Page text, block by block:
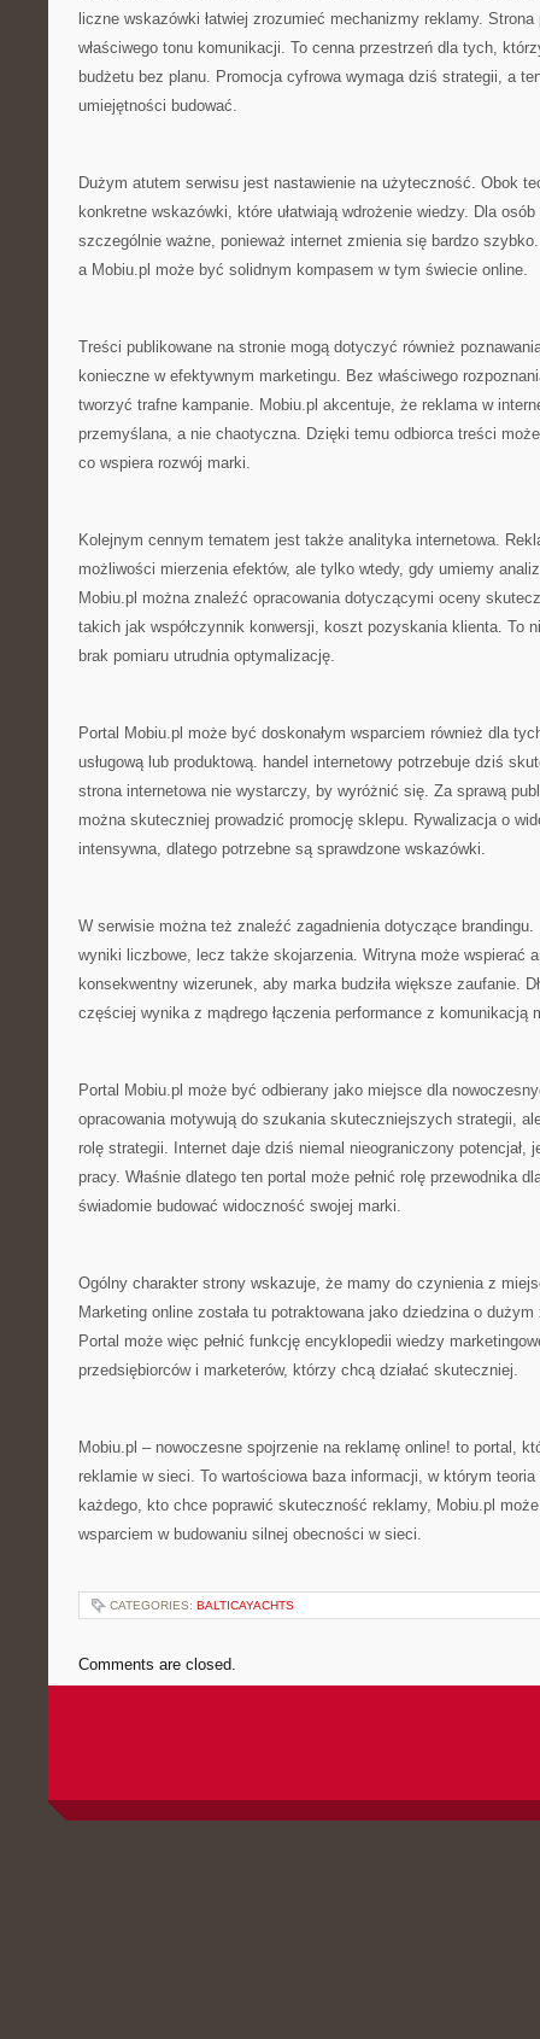
liczne wskazówki łatwiej zrozumieć mechanizmy reklamy.
właściwego tonu komunikacji. To cenna przestrzeń dla tych,
budżetu bez planu. Promocja cyfrowa wymaga dziś strategii, a
umiejętności budować.
Dużym atutem serwisu jest nastawienie na użyteczność. Obok
konkretne wskazówki, które ułatwiają wdrożenie wiedzy. Dla
szczególnie ważne, ponieważ internet zmienia się bardzo
a Mobiu.pl może być solidnym kompasem w tym świecie online.
Treści publikowane na stronie mogą dotyczyć również
konieczne w efektywnym marketingu. Bez właściwego
tworzyć trafne kampanie. Mobiu.pl akcentuje, że reklama w
przemyślana, a nie chaotyczna. Dzięki temu odbiorca treści
co wspiera rozwój marki.
Kolejnym cennym tematem jest także analityka internetowa.
możliwości mierzenia efektów, ale tylko wtedy, gdy umiemy
Mobiu.pl można znaleźć opracowania dotyczącymi oceny
takich jak współczynnik konwersji, koszt pozyskania klienta. To
brak pomiaru utrudnia optymalizację.
Portal Mobiu.pl może być doskonałym wsparciem również dla
usługową lub produktową. handel internetowy potrzebuje dziś
strona internetowa nie wystarczy, by wyróżnić się. Za sprawą
można skuteczniej prowadzić promocję sklepu. Rywalizacja o
intensywna, dlatego potrzebne są sprawdzone wskazówki.
W serwisie można też znaleźć zagadnienia dotyczące
wyniki liczbowe, lecz także skojarzenia. Witryna może wspierać
konsekwentny wizerunek, aby marka budziła większe zaufanie.
częściej wynika z mądrego łączenia performance z komunikacją
Portal Mobiu.pl może być odbierany jako miejsce dla
opracowania motywują do szukania skuteczniejszych strategii,
rolę strategii. Internet daje dziś niemal nieograniczony potencjał,
pracy. Właśnie dlatego ten portal może pełnić rolę przewodnika
świadomie budować widoczność swojej marki.
Ogólny charakter strony wskazuje, że mamy do czynienia z
Marketing online została tu potraktowana jako dziedzina o
Portal może więc pełnić funkcję encyklopedii wiedzy
przedsiębiorców i marketerów, którzy chcą działać skuteczniej.
Mobiu.pl – nowoczesne spojrzenie na reklamę online! to portal,
reklamie w sieci. To wartościowa baza informacji, w którym
każdego, kto chce poprawić skuteczność reklamy, Mobiu.pl
wsparciem w budowaniu silnej obecności w sieci.
CATEGORIES: BALTICAYACHTS
Comments are closed.